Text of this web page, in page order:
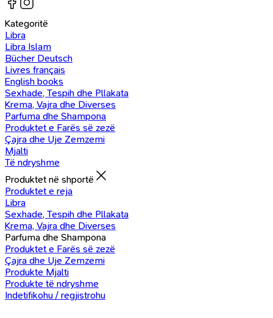
Kategoritë
Libra
Libra Islam
Bücher Deutsch
Livres français
English books
Sexhade, Tespih dhe Pllakata
Krema, Vajra dhe Diverses
Parfuma dhe Shampona
Produktet e Farës së zezë
Çajra dhe Uje Zemzemi
Mjalti
Të ndryshme
Produktet në shportë
Produktet e reja
Libra
Sexhade, Tespih dhe Pllakata
Krema, Vajra dhe Diverses
Parfuma dhe Shampona
Produktet e Farës së zezë
Çajra dhe Uje Zemzemi
Produkte Mjalti
Produkte të ndryshme
Indetifikohu / regjistrohu